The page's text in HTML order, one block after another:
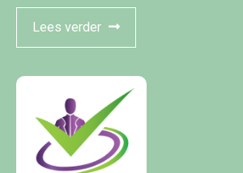
Lees verder